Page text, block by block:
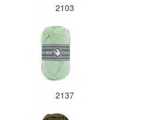
2103
2137